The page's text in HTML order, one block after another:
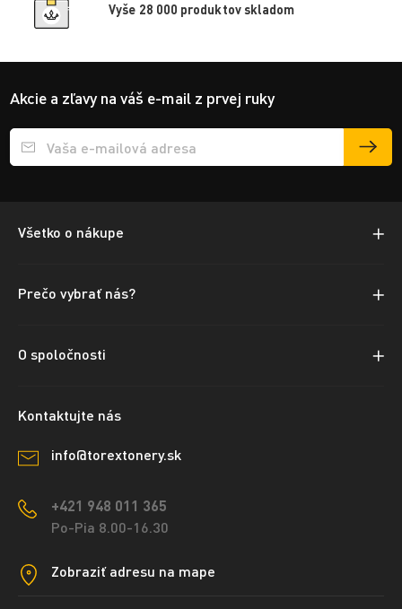
Vyše 28 000 produktov skladom
Akcie a zľavy na váš e-mail z prvej ruky
Přihlášení e-mailu k odběru
Všetko o nákupe
Prečo vybrať nás?
O spoločnosti
Kontaktujte nás
info@torextonery.sk
+421 948 011 365
Po-Pia 8.00-16.30
Zobraziť adresu na mape